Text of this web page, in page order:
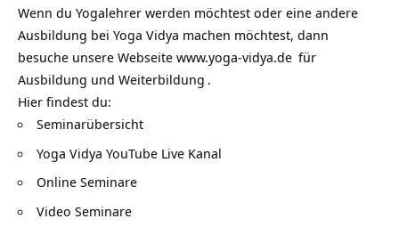
Wenn du Yogalehrer werden möchtest oder eine andere
Ausbildung bei Yoga Vidya machen möchtest, dann
besuche unsere Webseite www.yoga-vidya.de für
Ausbildung und Weiterbildung .
Hier findest du:
Seminarübersicht
Yoga Vidya YouTube Live Kanal
Online Seminare
Video Seminare